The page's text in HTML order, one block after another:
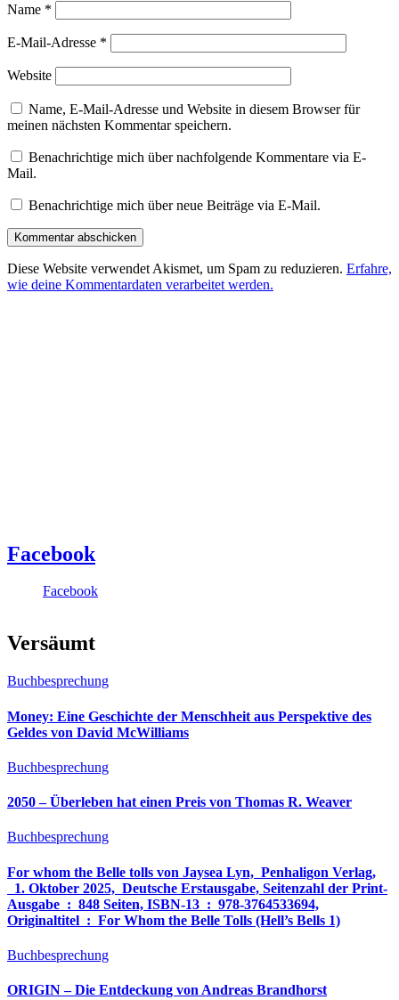
Name *
E-Mail-Adresse *
Website
Name, E-Mail-Adresse und Website in diesem Browser für
meinen nächsten Kommentar speichern.
Benachrichtige mich über nachfolgende Kommentare via E-
Mail.
Benachrichtige mich über neue Beiträge via E-Mail.
Diese Website verwendet Akismet, um Spam zu reduzieren. Erfahre,
wie deine Kommentardaten verarbeitet werden.
Facebook
Facebook
Versäumt
Buchbesprechung
Money: Eine Geschichte der Menschheit aus Perspektive des
Geldes von David McWilliams
Buchbesprechung
2050 – Überleben hat einen Preis von Thomas R. Weaver
Buchbesprechung
For whom the Belle tolls von Jaysea Lyn, ‎ Penhaligon Verlag,
‎ 1. Oktober 2025, ‎ Deutsche Erstausgabe, Seitenzahl der Print-
Ausgabe ‏ : ‎ 848 Seiten, ISBN-13 ‏ : ‎ 978-3764533694,
Originaltitel ‏ : ‎ For Whom the Belle Tolls (Hell’s Bells 1)
Buchbesprechung
ORIGIN – Die Entdeckung von Andreas Brandhorst